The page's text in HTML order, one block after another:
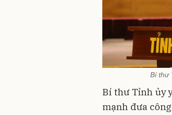
Bí thư
Bí thư Tỉnh ủy
mạnh đưa